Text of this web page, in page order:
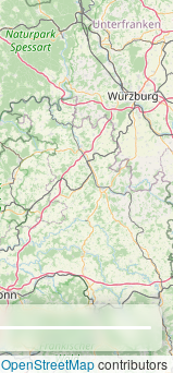
OpenStreetMapcontributors